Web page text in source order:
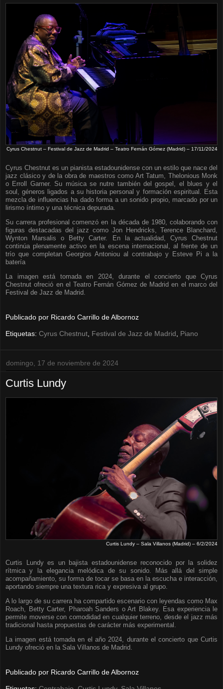
Cyrus Chestnut – Festival de Jazz de Madrid – Teatro Fernán Gómez (Madrid) – 17/11/2024
Cyrus Chestnut es un pianista estadounidense con un estilo que nace del
jazz clásico y de la obra de maestros como Art Tatum, Thelonious Monk
o Erroll Garner. Su música se nutre también del gospel, el blues y el
soul, géneros ligados a su historia personal y formación espiritual. Esta
mezcla de influencias ha dado forma a un sonido propio, marcado por un
lirismo íntimo y una técnica depurada.
Su carrera profesional comenzó en la década de 1980, colaborando con
figuras destacadas del jazz como Jon Hendricks, Terence Blanchard,
Wynton Marsalis o Betty Carter. En la actualidad, Cyrus Chestnut
continúa plenamente activo en la escena internacional, al frente de un
trío que completan Georgios Antoniou al contrabajo y Esteve Pi a la
batería
La imagen está tomada en 2024, durante el concierto que Cyrus
Chestnut ofreció en el Teatro Fernán Gómez de Madrid en el marco del
Festival de Jazz de Madrid.
Publicado por Ricardo Carrillo de Albornoz
Etiquetas: Cyrus Chestnut Festival de Jazz de Madrid Piano
domingo, 17 de noviembre de 2024
Curtis Lundy
Curtis Lundy – Sala Villanos (Madrid) – 6/2/2024
Curtis Lundy es un bajista estadounidense reconocido por la solidez
rítmica y la elegancia melódica de su sonido. Más allá del simple
acompañamiento, su forma de tocar se basa en la escucha e interacción,
aportando siempre una textura rica y expresiva al grupo.
A lo largo de su carrera ha compartido escenario con leyendas como Max
Roach, Betty Carter, Pharoah Sanders o Art Blakey. Esa experiencia le
permite moverse con comodidad en cualquier terreno, desde el jazz más
tradicional hasta propuestas de carácter más experimental.
La imagen está tomada en el año 2024, durante el concierto que Curtis
Lundy ofreció en la Sala Villanos de Madrid.
Publicado por Ricardo Carrillo de Albornoz